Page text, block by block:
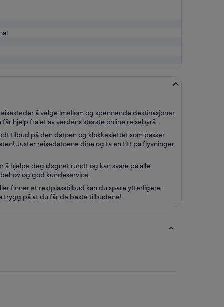
å velge imellom og spennende destinasjoner
hjelp fra et av verdens største online reisebyrå.
tilbud på den datoen og klokkeslettet som passer
Juster reisedatoene dine og ta en titt på flyvninger
å hjelpe deg døgnet rundt og kan svare på alle
og god kundeservice.
finner et restplasstilbud kan du spare ytterligere.
trygg på at du får de beste tilbudene!